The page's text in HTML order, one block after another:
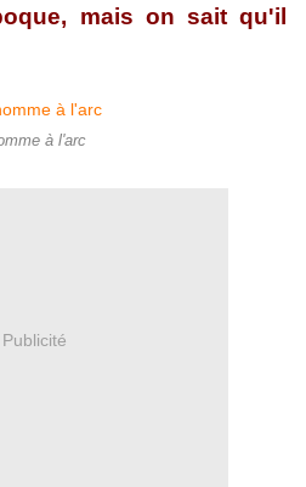
mais on sait qu'il
à l'arc
Publicité